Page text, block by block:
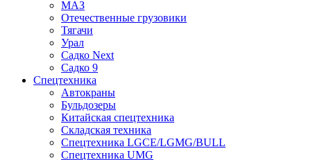
МАЗ
Отечественные грузовики
Тягачи
Урал
Садко Next
Садко 9
Спецтехника
Автокраны
Бульдозеры
Китайская спецтехника
Складская техника
Спецтехника LGCE/LGMG/BULL
Спецтехника UMG